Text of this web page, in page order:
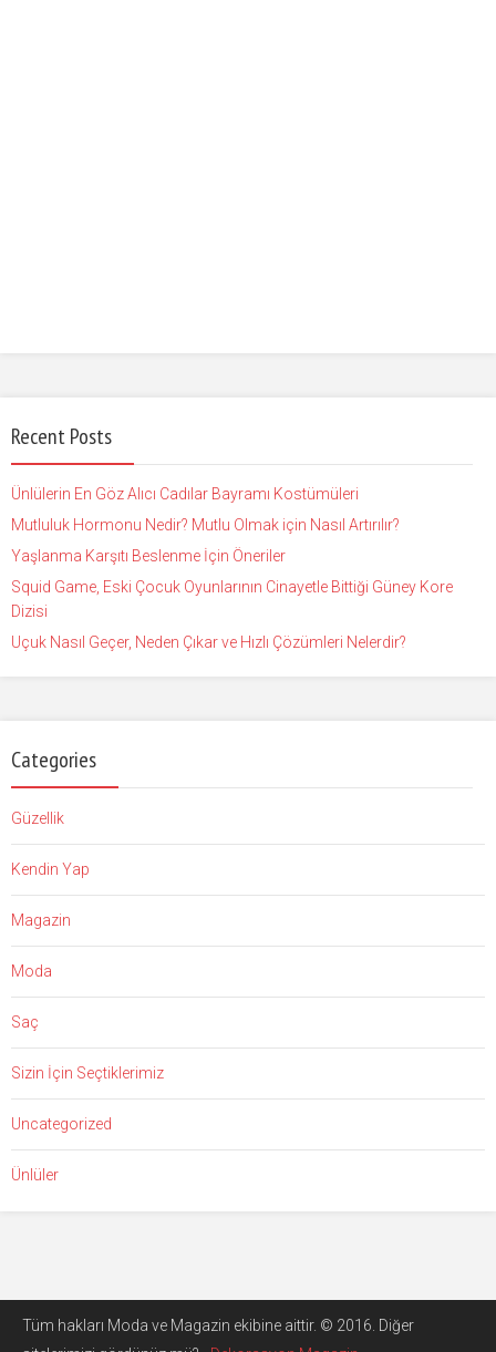
Recent Posts
Ünlülerin En Göz Alıcı Cadılar Bayramı Kostümüleri
Mutluluk Hormonu Nedir? Mutlu Olmak için Nasıl Artırılır?
Yaşlanma Karşıtı Beslenme İçin Öneriler
Squid Game, Eski Çocuk Oyunlarının Cinayetle Bittiği Güney Kore
Dizisi
Uçuk Nasıl Geçer, Neden Çıkar ve Hızlı Çözümleri Nelerdir?
Categories
Güzellik
Kendin Yap
Magazin
Moda
Saç
Sizin İçin Seçtiklerimiz
Uncategorized
Ünlüler
Tüm hakları Moda ve Magazin ekibine aittir. © 2016. Diğer